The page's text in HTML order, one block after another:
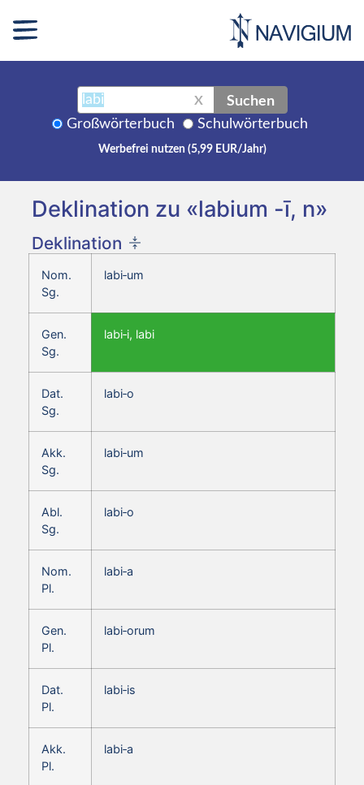
X Suchen
Großwörterbuch Schulwörterbuch
Werbefrei nutzen (5,99 EUR/Jahr)
Deklination zu «labium -ī, n»
Deklination
Nom.
Sg.
labi‑um
Gen.
Sg.
labi‑i, labi
Dat.
Sg.
labi‑o
Akk.
Sg.
labi‑um
Abl.
Sg.
labi‑o
Nom.
Pl.
labi‑a
Gen.
Pl.
labi‑orum
Dat.
Pl.
labi‑is
Akk.
Pl.
labi‑a